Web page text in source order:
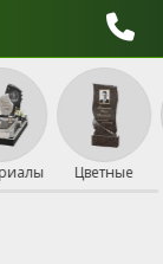
Цветные